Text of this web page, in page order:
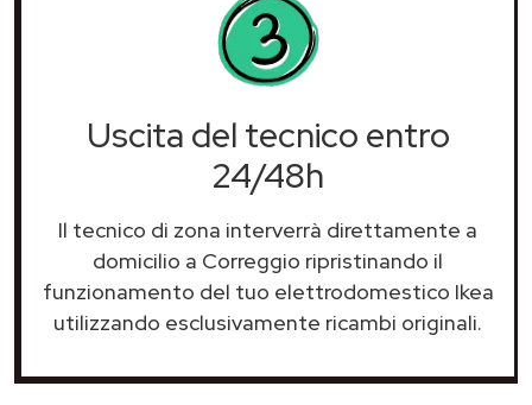
Uscita del tecnico entro
24/48h
Il tecnico di zona interverrà direttamente a
domicilio a Correggio ripristinando il
funzionamento del tuo elettrodomestico Ikea
utilizzando esclusivamente ricambi originali.